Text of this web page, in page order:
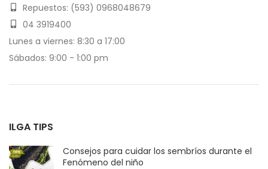
Repuestos: (593) 0968048679
04 3919400
Lunes a viernes: 8:30 a 17:00
Sábados: 9:00 - 1:00 pm
ILGA TIPS
Consejos para cuidar los sembríos durante el
Fenómeno del niño